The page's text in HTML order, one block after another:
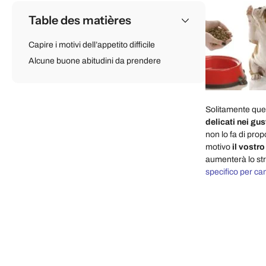
Table des matières
Capire i motivi dell’appetito difficile
Alcune buone abitudini da prendere
Solitamente
delicati nei
non lo fa di
motivo il vostro
aumenterà lo
specifico per